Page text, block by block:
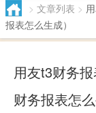
> 文章列表 >
报表怎么生成）
用友t3财务
财务报表怎么